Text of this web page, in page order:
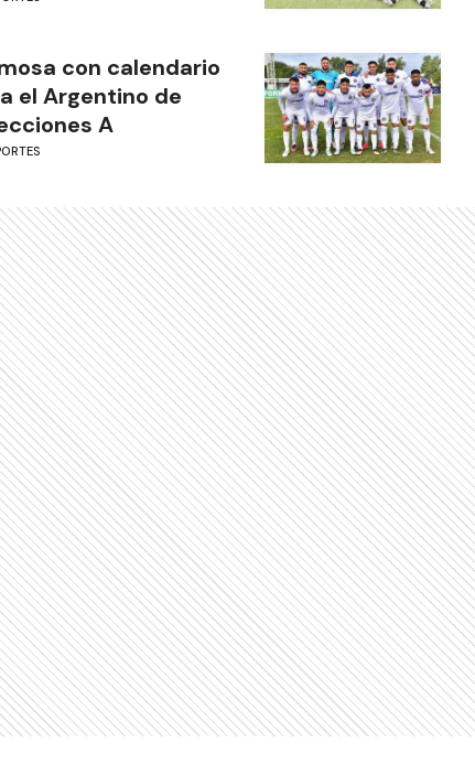
con calendario
el Argentino de
A